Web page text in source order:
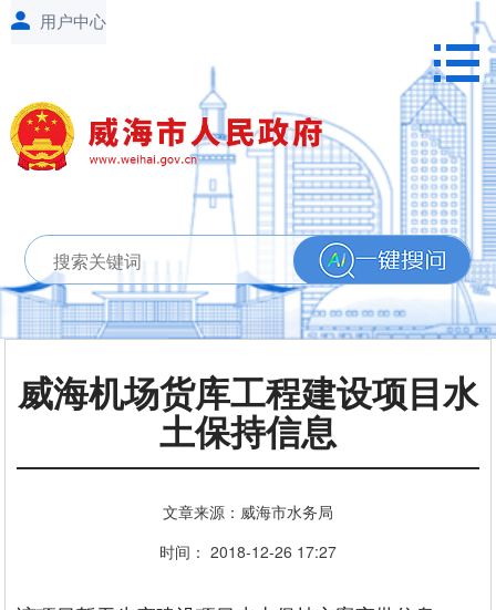
威海机场货库工程建设项目水
土保持信息
文章来源：威海市水务局
时间： 2018-12-26 17:27